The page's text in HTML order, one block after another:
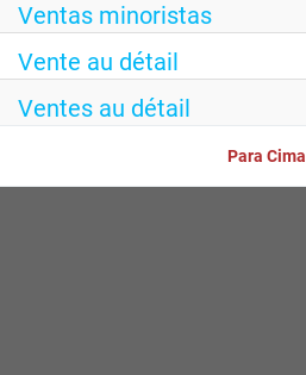
Ventas minoristas
Vente au détail
Ventes au détail
Para Cima